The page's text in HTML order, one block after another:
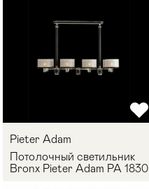
Pieter Adam
Потолочный светильник
Bronx Pieter Adam PA 1830